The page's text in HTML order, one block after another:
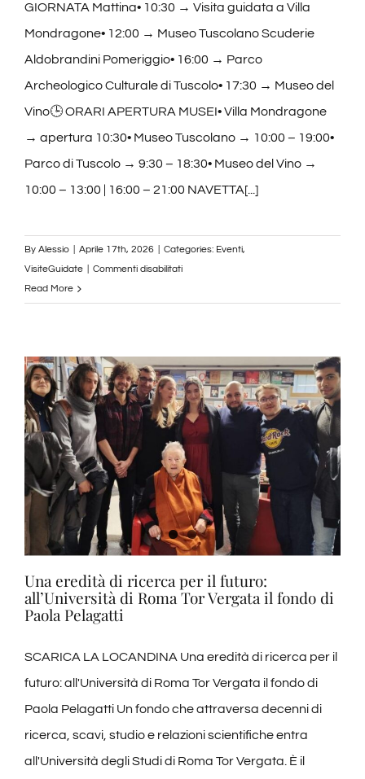
GIORNATA Mattina• 10:30 → Visita guidata a Villa
Mondragone• 12:00 → Museo Tuscolano Scuderie
Aldobrandini Pomeriggio• 16:00 → Parco
Archeologico Culturale di Tuscolo• 17:30 → Museo del
Vino🕒 ORARI APERTURA MUSEI• Villa Mondragone
→ apertura 10:30• Museo Tuscolano → 10:00 – 19:00•
Parco di Tuscolo → 9:30 – 18:30• Museo del Vino →
10:00 – 13:00 | 16:00 – 21:00 NAVETTA[...]
By Alessio Aprile 17th, 2026 Categories: Eventi,
VisiteGuidate
Commenti disabilitatisu
Guidata
2026
Read More
Una eredità di ricerca per il futuro:
all’Università di Roma Tor Vergata il fondo di
Paola Pelagatti
SCARICA LA LOCANDINA Una eredità di ricerca per il
futuro: all'Università di Roma Tor Vergata il fondo di
Paola Pelagatti Un fondo che attraversa decenni di
ricerca, scavi, studio e relazioni scientifiche entra
all'Università degli Studi di Roma Tor Vergata. È il